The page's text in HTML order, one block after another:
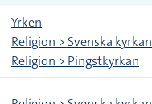
Yrken
Religion > Svenska kyrkan
Religion > Pingstkyrkan